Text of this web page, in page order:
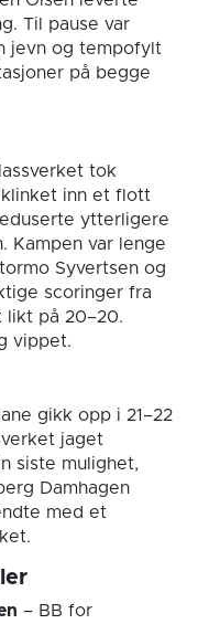
Til pause var
jevn og tempofylt
på begge
tok
inn et flott
ytterligere
Kampen var lenge
Syvertsen og
scoringer fra
likt på 20–20.
vippet.
gikk opp i 21–22
jaget
siste mulighet,
Damhagen
med et
– BB for